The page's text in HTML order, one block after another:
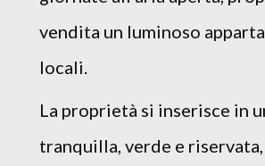
vendita un luminoso
locali.
La proprietà si inserisce in
tranquilla, verde e